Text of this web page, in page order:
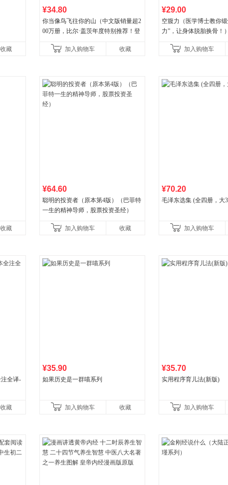
收藏
¥34.80
你当像鸟飞往你的山（中文版销量超2
00万册，比尔·盖茨年度特别推荐！登
比你听说的还要
加入购物车 收藏
¥29.00
空腹力（医学博士教你
力”，让身体脱胎换骨！）
加入购物车
收藏
¥64.60
聪明的投资者（原本第4版）（巴菲特
一生的精神导师，股票投资圣经）
加入购物车 收藏
¥70.20
毛泽东选集 (全四册，大
加入购物车
全译-
收藏
¥35.90
如果历史是一群喵系列
加入购物车 收藏
¥35.70
实用程序育儿法(新版)
加入购物车